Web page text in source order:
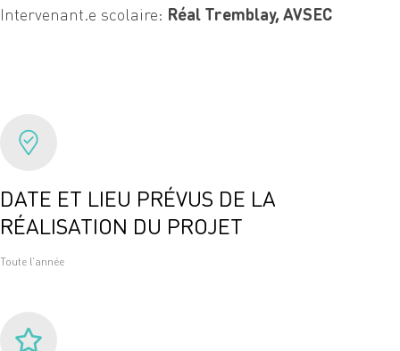
Intervenant.e scolaire: Réal Tremblay, AVSEC
DATE ET LIEU PRÉVUS DE LA
RÉALISATION DU PROJET
Toute l’année